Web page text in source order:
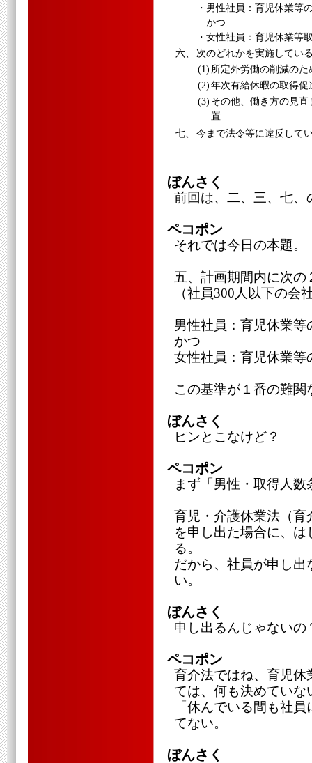
・男性社員：育児休業等
かつ
・女性社員：育児休業等
六、
次のどれかを実施してい
(1) 所定外労働の削減のた
(2)年次有給休暇の取得促
(3) その他、働き方の見
置
七、
今まで法令等に違反して
ぼんさく
前回は、二、三、七、
ペコポン
それでは今日の本題。
五、計画期間内に次の
（社員300人以下の会
男性社員：育児休業
かつ
女性社員：育児休業等
この基準が１番の難
ぼんさく
ピンとこなけど？
ペコポン
まず「男性・取得人数
育児・介護休業法（育
を申し出た場合に、
る。
だから、社員が申し
い。
ぼんさく
申し出るんじゃないの
ペコポン
育介法ではね、育児休
ては、何も決めていな
「休んでいる間も社
てない。
ぼんさく